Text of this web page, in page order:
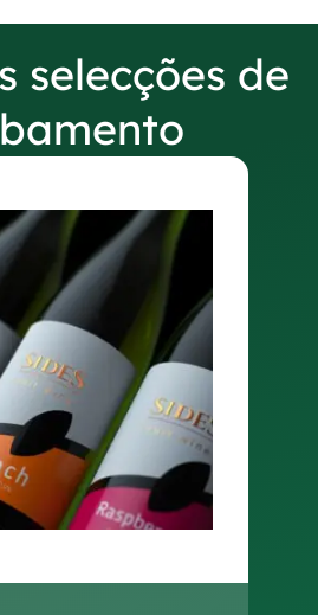
selecções de